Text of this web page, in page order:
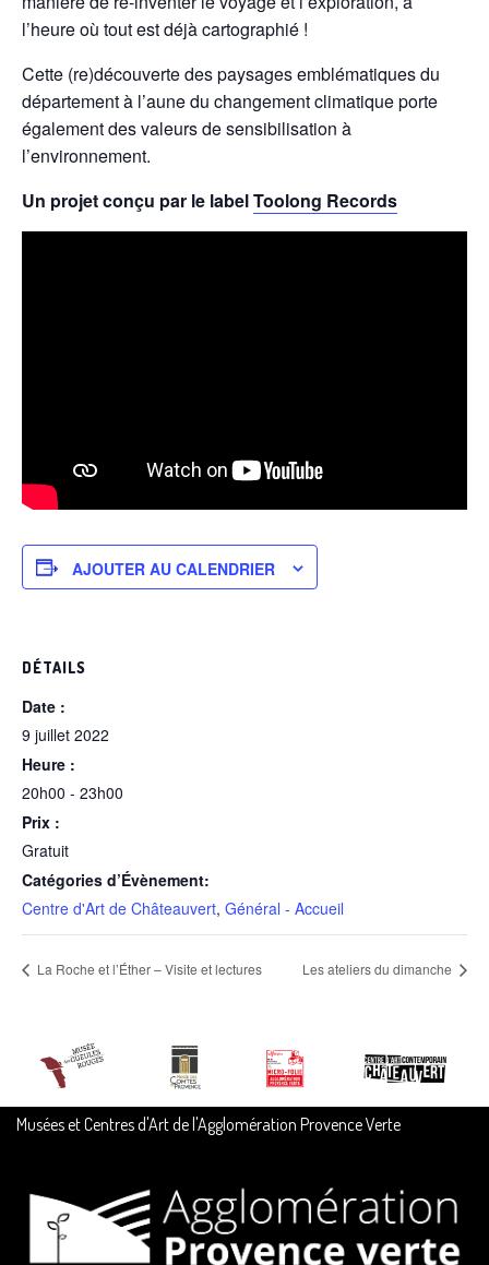
l’heure où tout est déjà cartographié !
Cette (re)découverte des paysages emblématiques du
département à l’aune du changement climatique porte
également des valeurs de sensibilisation à
l’environnement.
Un projet conçu par le labelToolong Records
AJOUTER AU CALENDRIER
DÉTAILS
Date :
9 juillet 2022
Heure :
20h00 - 23h00
Prix :
Gratuit
Catégories d’Évènement:
Centre d'Art de Châteauvert, Général - Accueil
La Roche et l’Éther – Visite et lectures Les ateliers du dimanche
Musées et Centres d'Art de l'Agglomération Provence Verte